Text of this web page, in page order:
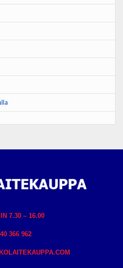
7.30 – 16.00
366 962